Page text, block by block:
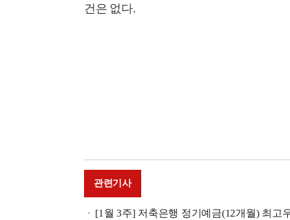
건은 없다.
관련기사
[1월 3주] 저축은행 정기예금(12개월) 최고